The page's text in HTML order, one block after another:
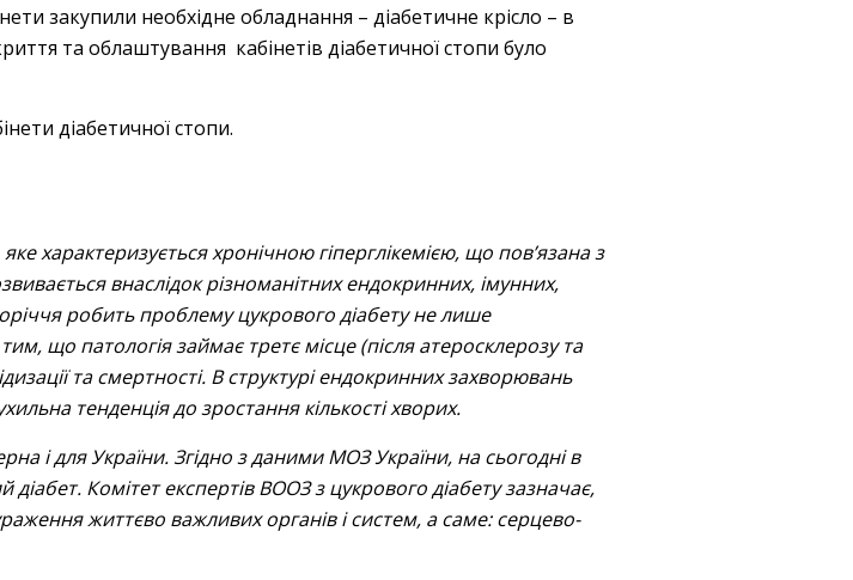
закупили необхідне обладнання – діабетичне крісло – в
та облаштування кабінетів діабетичної стопи було
діабетичної стопи.
характеризується хронічною гіперглікемією, що пов’язана з
внаслідок різноманітних ендокринних, імунних,
робить проблему цукрового діабету не лише
що патологія займає третє місце (після атеросклерозу та
та смертності. В структурі ендокринних захворювань
тенденція до зростання кількості хворих.
і для України. Згідно з даними МОЗ України, на сьогодні в
Комітет експертів ВООЗ з цукрового діабету зазначає,
життєво важливих органів і систем, а саме: серцево-